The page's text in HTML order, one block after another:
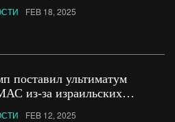
оппозиционеры
FEB 18, 2025
поставил ультиматум
из-за израильских
FEB 12, 2025